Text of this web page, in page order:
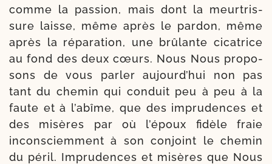
comme la pas­sion, mais dont la meur­tris­
sure laisse, même après le par­don, même
après la répa­ra­tion, une brû­lante cica­trice
au fond des deux cœurs. Nous Nous pro­po­
sons de vous par­ler aujourd’hui non pas
tant du che­min qui conduit peu à peu à la
faute et à l’abîme, que des impru­dences et
des misères par où l’époux fidèle fraie
incons­ciem­ment à son conjoint le che­min
du péril. Impru­dences et misères que Nous